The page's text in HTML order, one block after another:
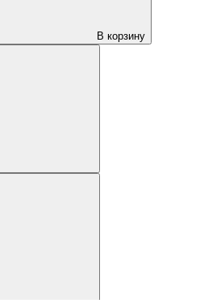
В корзину